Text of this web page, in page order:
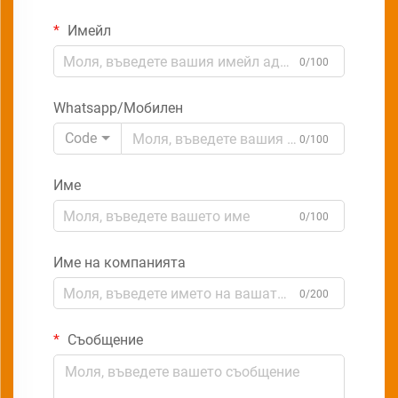
Имейл
0/100
Whatsapp/Мобилен
Code
0/100
Име
0/100
Име на компанията
0/200
Съобщение